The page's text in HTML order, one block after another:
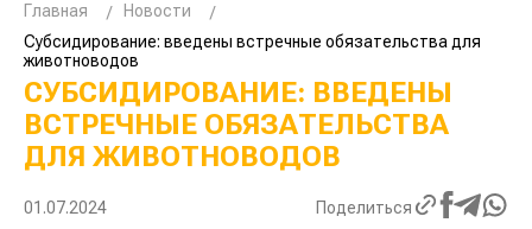
Главная
Новости
Субсидирование: введены встречные обязательства для
животноводов
СУБСИДИРОВАНИЕ: ВВЕДЕНЫ
ВСТРЕЧНЫЕ ОБЯЗАТЕЛЬСТВА
ДЛЯ ЖИВОТНОВОДОВ
01.07.2024 Поделиться